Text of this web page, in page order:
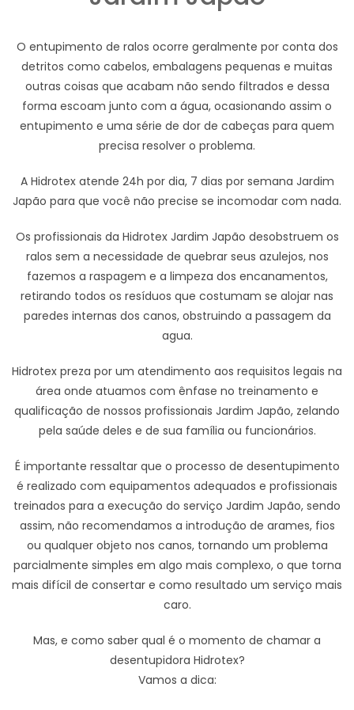
O entupimento de ralos ocorre geralmente por conta dos
detritos como cabelos, embalagens pequenas e muitas
outras coisas que acabam não sendo filtrados e dessa
forma escoam junto com a água, ocasionando assim o
entupimento e uma série de dor de cabeças para quem
precisa resolver o problema.
A Hidrotex atende 24h por dia, 7 dias por semana Jardim
Japão para que você não precise se incomodar com nada.
Os profissionais da Hidrotex Jardim Japão desobstruem os
ralos sem a necessidade de quebrar seus azulejos, nos
fazemos a raspagem e a limpeza dos encanamentos,
retirando todos os resíduos que costumam se alojar nas
paredes internas dos canos, obstruindo a passagem da
agua.
Hidrotex preza por um atendimento aos requisitos legais na
área onde atuamos com ênfase no treinamento e
qualificação de nossos profissionais Jardim Japão, zelando
pela saúde deles e de sua família ou funcionários.
É importante ressaltar que o processo de desentupimento
é realizado com equipamentos adequados e profissionais
treinados para a execução do serviço Jardim Japão, sendo
assim, não recomendamos a introdução de arames, fios
ou qualquer objeto nos canos, tornando um problema
parcialmente simples em algo mais complexo, o que torna
mais difícil de consertar e como resultado um serviço mais
caro.
Mas, e como saber qual é o momento de chamar a
desentupidora Hidrotex?
Vamos a dica: